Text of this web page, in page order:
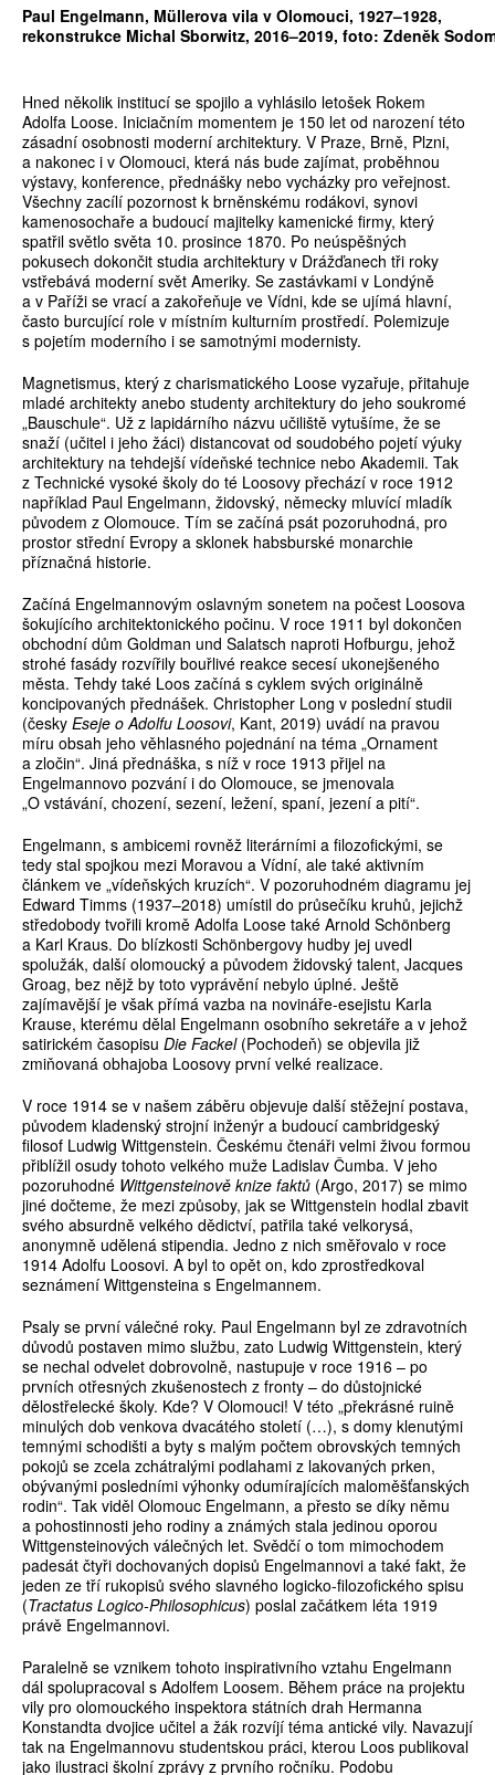
Paul Engelmann, Müllerova vila v Olomouci, 1927–1928,
rekonstrukce Michal Sborwitz, 2016–2019, foto: Zdeněk
Hned několik institucí se spojilo a vyhlásilo letošek Rokem
Adolfa Loose. Iniciačním momentem je 150 let od narození této
zásadní osobnosti moderní architektury. V Praze, Brně, Plzni,
a nakonec i v Olomouci, která nás bude zajímat, proběhnou
výstavy, konference, přednášky nebo vycházky pro veřejnost.
Všechny zacílí pozornost k brněnskému rodákovi, synovi
kamenosochaře a budoucí majitelky kamenické firmy, který
spatřil světlo světa 10. prosince 1870. Po neúspěšných
pokusech dokončit studia architektury v Drážďanech tři roky
vstřebává moderní svět Ameriky. Se zastávkami v Londýně
a v Paříži se vrací a zakořeňuje ve Vídni, kde se ujímá hlavní,
často burcující role v místním kulturním prostředí. Polemizuje
s pojetím moderního i se samotnými modernisty.
Magnetismus, který z charismatického Loose vyzařuje, přitahuje
mladé architekty anebo studenty architektury do jeho soukromé
„Bauschule“. Už z lapidárního názvu učiliště vytušíme, že se
snaží (učitel i jeho žáci) distancovat od soudobého pojetí výuky
architektury na tehdejší vídeňské technice nebo Akademii. Tak
z Technické vysoké školy do té Loosovy přechází v roce 1912
například Paul Engelmann, židovský, německy mluvící mladík
původem z Olomouce. Tím se začíná psát pozoruhodná, pro
prostor střední Evropy a sklonek habsburské monarchie
příznačná historie.
Začíná Engelmannovým oslavným sonetem na počest Loosova
šokujícího architektonického počinu. V roce 1911 byl dokončen
obchodní dům Goldman und Salatsch naproti Hofburgu, jehož
strohé fasády rozvířily bouřlivé reakce secesí ukonejšeného
města. Tehdy také Loos začíná s cyklem svých originálně
koncipovaných přednášek. Christopher Long v poslední studii
(česky Eseje o Adolfu Loosovi, Kant, 2019) uvádí na pravou
míru obsah jeho věhlasného pojednání na téma „Ornament
a zločin“. Jiná přednáška, s níž v roce 1913 přijel na
Engelmannovo pozvání i do Olomouce, se jmenovala
„O vstávání, chození, sezení, ležení, spaní, jezení a pití“.
Engelmann, s ambicemi rovněž literárními a filozofickými, se
tedy stal spojkou mezi Moravou a Vídní, ale také aktivním
článkem ve „vídeňských kruzích“. V pozoruhodném diagramu jej
Edward Timms (1937–2018) umístil do průsečíku kruhů, jejichž
středobody tvořili kromě Adolfa Loose také Arnold Schönberg
a Karl Kraus. Do blízkosti Schönbergovy hudby jej uvedl
spolužák, další olo­moucký a původem židovský talent, Jacques
Groag, bez nějž by toto vyprávění nebylo úplné. Ještě
zajímavější je však přímá vazba na novináře-esejistu Karla
Krause, kterému dělal Engelmann osobního sekretáře a v jehož
satirickém časopisu Die Fackel(Pochodeň) se objevila již
zmiňovaná obhajoba Loosovy první velké realizace.
V roce 1914 se v našem záběru objevuje další stěžejní postava,
původem kladenský strojní inženýr a budoucí cambridgeský
filosof Ludwig Wittgenstein. Českému čtenáři velmi živou formou
přiblížil osudy tohoto velkého muže Ladislav Čumba. V jeho
pozoruhodné Wittgensteinově knize faktů (Argo, 2017) se mimo
jiné dočteme, že mezi způsoby, jak se Wittgenstein hodlal zbavit
svého absurdně velkého dědictví, patřila také velkorysá,
anonymně udělená stipendia. Jedno z nich směřovalo v roce
1914 Adolfu Loosovi. A byl to opět on, kdo zprostředkoval
seznámení Wittgensteina s Engelmannem.
Psaly se první válečné roky. Paul Engelmann byl ze zdravotních
důvodů postaven mimo službu, zato Ludwig Wittgenstein, který
se nechal odvelet dobrovolně, nastupuje v roce 1916 – po
prvních otřesných zkušenostech z fronty – do důstojnické
dělostřelecké školy. Kde? V Olomouci! V této „překrásné ruině
minulých dob venkova dvacátého století (…), s domy klenutými
temnými schodišti a byty s malým počtem obrovských temných
pokojů se zcela zchátralými podlahami z lakovaných prken,
obývanými posledními výhonky odumírajících maloměšťanských
rodin“. Tak viděl Olomouc Engelmann, a přesto se díky němu
a pohostinnosti jeho rodiny a známých stala jedinou oporou
Wittgensteinových válečných let. Svědčí o tom mimochodem
padesát čtyři dochovaných dopisů Engelmannovi a také fakt, že
jeden ze tří rukopisů svého slavného logicko-filozofického spisu
(Tractatus Logico-Philosophicus) poslal začátkem léta 1919
právě Engelmannovi.
Paralelně se vznikem tohoto inspirativního vztahu Engelmann
dál spolupracoval s Adolfem Loosem. Během práce na projektu
vily pro olomouckého inspektora státních drah Hermanna
Konstandta dvojice učitel a žák rozvíjí téma antické vily. Navazují
tak na Engelmannovu studentskou práci, kterou Loos publikoval
jako ilustraci školní zprávy z prvního ročníku. Podobu